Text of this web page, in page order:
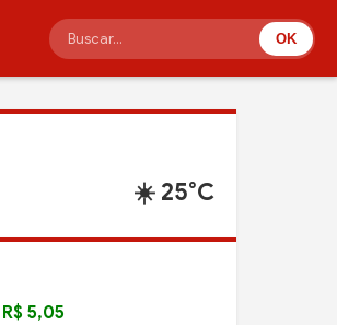
OK
☀️ 25°C
R$ 5,05